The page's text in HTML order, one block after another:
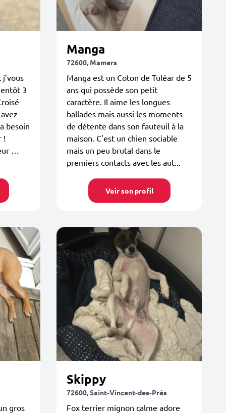
3
besoin
!
…
Manga
72600, Mamers
Manga est un Coton de Tuléar de 5
ans qui possède son petit
caractère. Il aime les longues
ballades mais aussi les moments
de détente dans son fauteuil à la
maison. C'est un chien sociable
mais un peu brutal dans le
premiers contacts avec les aut...
Voir son profil
gros
Skippy
72600, Saint-Vincent-des-Prés
Fox terrier mignon calme adore